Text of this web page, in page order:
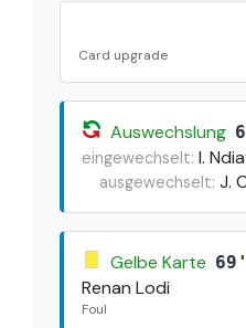
Card upgrade
Auswechslung
eingewechselt: I.
ausgewechselt: J.
Gelbe Karte 69'
Renan Lodi
Foul